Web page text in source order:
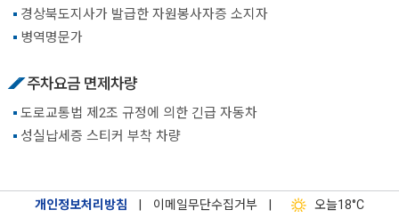
경상북도지사가 발급한 자원봉사자증 소지자
병역명문가
주차요금 면제차량
도로교통법 제2조 규정에 의한 긴급 자동차
성실납세증 스티커 부착 차량
개인정보처리방침 이메일무단수집거부 오늘18°C